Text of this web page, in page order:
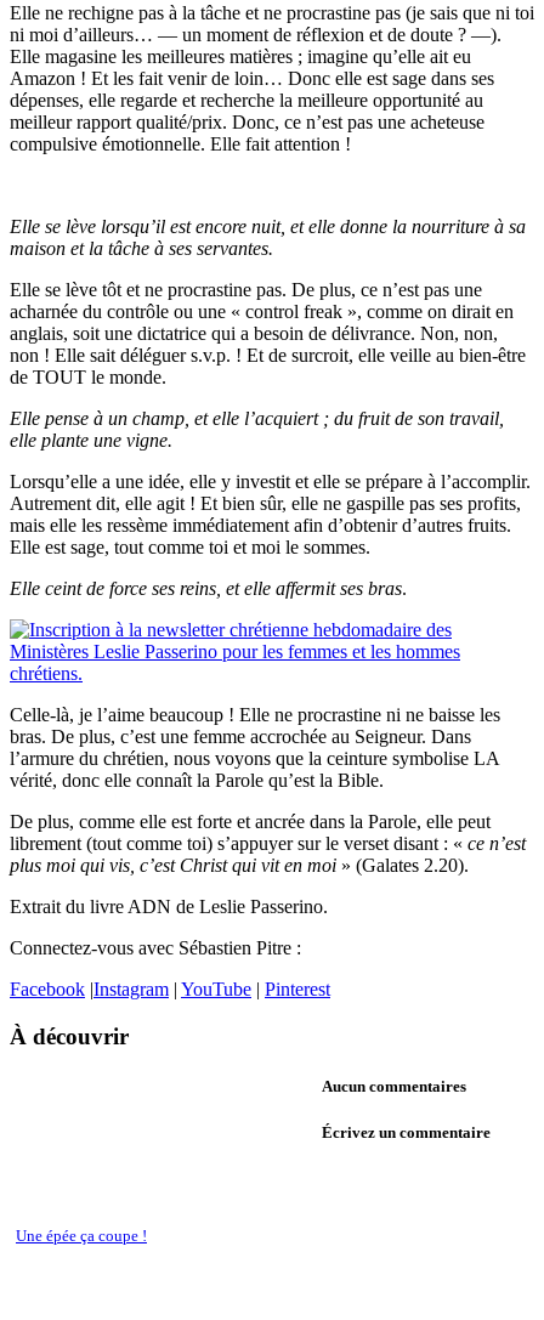
Elle ne rechigne pas à la tâche et ne procrastine pas (je sais que ni toi
ni moi d’ailleurs… — un moment de réflexion et de doute ? —).
Elle magasine les meilleures matières ; imagine qu’elle ait eu
Amazon ! Et les fait venir de loin… Donc elle est sage dans ses
dépenses, elle regarde et recherche la meilleure opportunité au
meilleur rapport qualité/prix. Donc, ce n’est pas une acheteuse
compulsive émotionnelle. Elle fait attention !
Elle se lève lorsqu’il est encore nuit, et elle donne la nourriture à sa
maison et la tâche à ses servantes.
Elle se lève tôt et ne procrastine pas. De plus, ce n’est pas une
acharnée du contrôle ou une « control freak », comme on dirait en
anglais, soit une dictatrice qui a besoin de délivrance. Non, non,
non ! Elle sait déléguer s.v.p. ! Et de surcroit, elle veille au bien-être
de TOUT le monde.
Elle pense à un champ, et elle l’acquiert ; du fruit de son travail,
elle plante une vigne.
Lorsqu’elle a une idée, elle y investit et elle se prépare à l’accomplir.
Autrement dit, elle agit ! Et bien sûr, elle ne gaspille pas ses profits,
mais elle les ressème immédiatement afin d’obtenir d’autres fruits.
Elle est sage, tout comme toi et moi le sommes.
Elle ceint de force ses reins, et elle affermit ses bras.
Celle-là, je l’aime beaucoup ! Elle ne procrastine ni ne baisse les
bras. De plus, c’est une femme accrochée au Seigneur. Dans
l’armure du chrétien, nous voyons que la ceinture symbolise LA
vérité, donc elle connaît la Parole qu’est la Bible.
De plus, comme elle est forte et ancrée dans la Parole, elle peut
librement (tout comme toi) s’appuyer sur le verset disant : « ce n’est
plus moi qui vis, c’est Christ qui vit en moi » (Galates 2.20).
Extrait du livre ADN de Leslie Passerino.
Connectez-vous avec Sébastien Pitre :
Facebook |Instagram | YouTube | Pinterest
À découvrir
Une épée ça coupe !
Aucun commentaires
Écrivez un commentaire